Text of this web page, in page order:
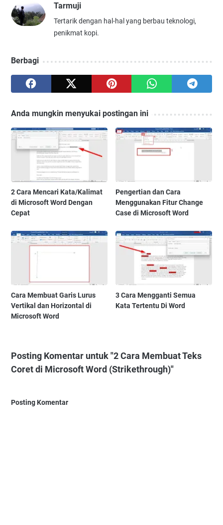
Tarmuji
Tertarik dengan hal-hal yang berbau teknologi,
penikmat kopi.
Berbagi
Anda mungkin menyukai postingan ini
2 Cara Mencari Kata/Kalimat
di Microsoft Word Dengan
Cepat
Pengertian dan Cara
Menggunakan Fitur Change
Case di Microsoft Word
Cara Membuat Garis Lurus
Vertikal dan Horizontal di
Microsoft Word
3 Cara Mengganti Semua
Kata Tertentu Di Word
Posting Komentar untuk "2 Cara Membuat Teks
Coret di Microsoft Word (Strikethrough)"
Posting Komentar